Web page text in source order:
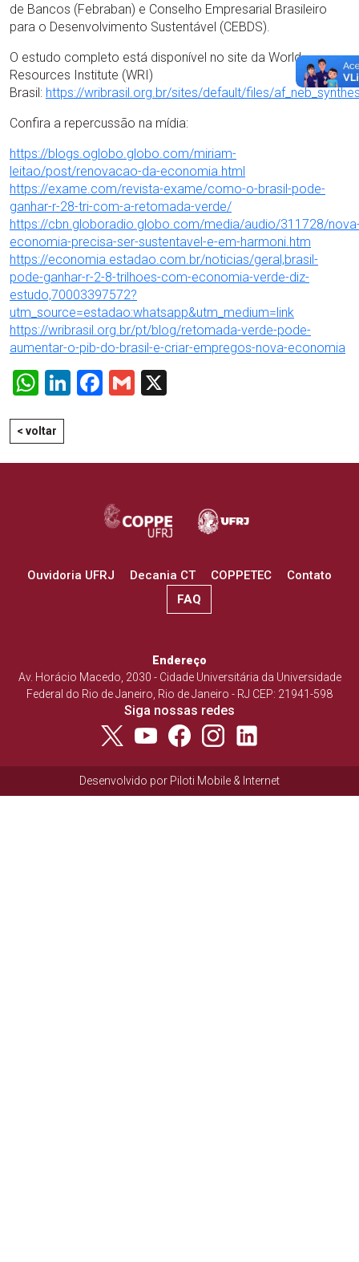
de Bancos (Febraban) e Conselho Empresarial Brasileiro
para o Desenvolvimento Sustentável (CEBDS).
O estudo completo está disponível no site da World
Resources Institute (WRI)
Brasil: https://wribrasil.org.br/sites/default/files/
Confira a repercussão na mídia:
https://blogs.oglobo.globo.com/miriam-
leitao/post/renovacao-da-economia.html
https://exame.com/revista-exame/como-o-brasil-pode-
ganhar-r-28-tri-com-a-retomada-verde/
https://cbn.globoradio.globo.com/media/audio/311728/
economia-precisa-ser-sustentavel-e-em-harmoni.htm
https://economia.estadao.com.br/noticias/geral,brasil-
pode-ganhar-r-2-8-trilhoes-com-economia-verde-diz-
estudo,70003397572?
utm_source=estadao:whatsapp&utm_medium=link
https://wribrasil.org.br/pt/blog/retomada-verde-pode-
aumentar-o-pib-do-brasil-e-criar-empregos-nova-economia
WhatsApp
LinkedIn
Facebook
Gmail
< voltar
Ouvidoria UFRJ Decania CT COPPETEC
Contato
FAQ
Endereço
Av. Horácio Macedo, 2030 - Cidade Universitária da Universidade
Federal do Rio de Janeiro, Rio de Janeiro - RJ CEP: 21941-598
Siga nossas redes
Desenvolvido por Piloti Mobile & Internet